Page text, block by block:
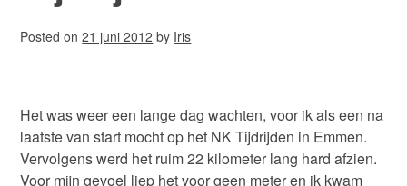
Posted on21 juni 2012 by Iris
Het was weer een lange dag wachten, voor ik als een na
laatste van start mocht op het NK Tijdrijden in Emmen.
Vervolgens werd het ruim 22 kilometer lang hard afzien.
Voor mijn gevoel liep het voor geen meter en ik kwam